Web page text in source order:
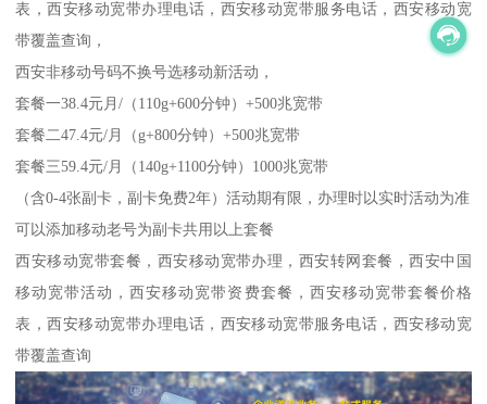
表，西安移动宽带办理电话，西安移动宽带服务电话，西安移动宽
带覆盖查询，
西安非移动号码不换号选移动新活动，
套餐一38.4元月/（110g+600分钟）+500兆宽带
套餐二47.4元/月（g+800分钟）+500兆宽带
套餐三59.4元/月（140g+1100分钟）1000兆宽带
（含0-4张副卡，副卡免费2年）活动期有限，办理时以实时活动为准
可以添加移动老号为副卡共用以上套餐
西安移动宽带套餐，西安移动宽带办理，西安转网套餐，西安中国
移动宽带活动，西安移动宽带资费套餐，西安移动宽带套餐价格
表，西安移动宽带办理电话，西安移动宽带服务电话，西安移动宽
带覆盖查询